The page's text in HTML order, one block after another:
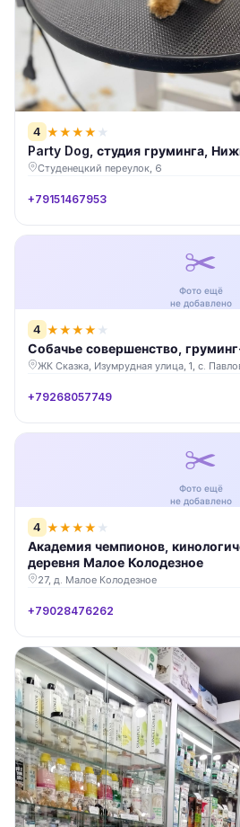
4 ★★★★ ★
Party Dog, студия груминга,
Студенецкий переулок, 6
+79151467953
✂️
Фото ещё
не добавлено
4 ★★★★ ★
Собачье совершенство,
ЖК Сказка, Изумрудная улица, 1, с.
+79268057749
✂️
Фото ещё
не добавлено
4 ★★★★ ★
Академия чемпионов,
деревня Малое Колодезное
27, д. Малое Колодезное
+79028476262